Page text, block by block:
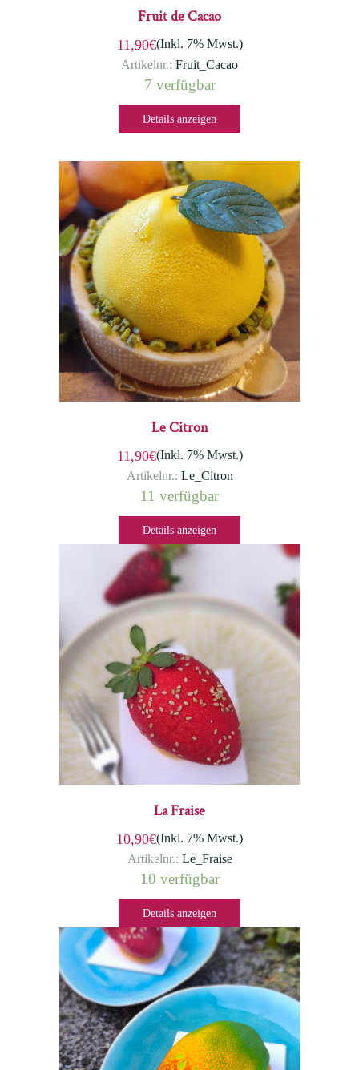
Fruit de Cacao
11,90€(Inkl. 7% Mwst.)
Artikelnr.: Fruit_Cacao
7 verfügbar
Details anzeigen
Le Citron
11,90€(Inkl. 7% Mwst.)
Artikelnr.: Le_Citron
11 verfügbar
Details anzeigen
La Fraise
10,90€(Inkl. 7% Mwst.)
Artikelnr.: Le_Fraise
10 verfügbar
Details anzeigen